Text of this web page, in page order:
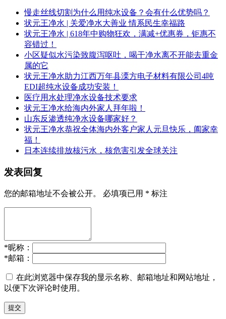
慢走丝线切割为什么用纯水设备？会有什么优势吗？
状元王净水 | 关爱净水大善业 情系民生幸福路
状元王净水 | 618年中购物狂欢，满减+优惠券，钜惠不
容错过！
小区疑似水污染致腹泻呕吐，喝干净水离不开能去重金
属的它
状元王净水助力江西万年县溧方电子材料有限公司4吨
EDI超纯水设备成功安装！
医疗用水处理净水设备技术要求
状元王净水给海内外家人拜年啦！
山东反渗透纯净水设备哪家好？
状元王净水恭祝全体海内外客户家人元旦快乐，阖家幸
福！
日本连续排放核污水，核危害引发全球关注
发表回复
您的邮箱地址不会被公开。 必填项已用 * 标注
*昵称：
*邮箱：
在此浏览器中保存我的显示名称、邮箱地址和网站地址，
以便下次评论时使用。
提交